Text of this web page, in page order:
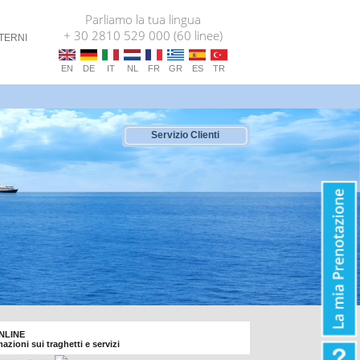
Parliamo la tua lingua
+ 30 2810 529 000 (60 linee)
EN DE IT NL FR GR ES TR
Servizio Clienti
sui traghetti e servizi